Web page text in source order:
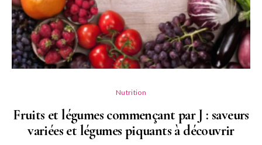
Nutrition
Fruits et légumes commençant par J : saveurs
variées et légumes piquants à découvrir